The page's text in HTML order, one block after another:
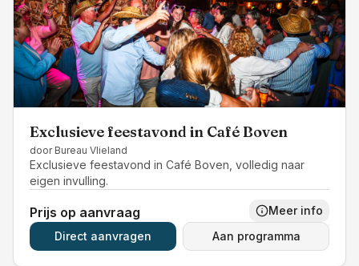
Exclusieve feestavond in Café Boven
door Bureau Vlieland
Exclusieve feestavond in Café Boven, volledig naar
eigen invulling.
Prijs op aanvraag
Meer info
Direct aanvragen
Aan programma